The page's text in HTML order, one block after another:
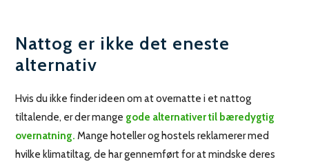
Nattog er ikke det eneste
alternativ
Hvis du ikke finder ideen om at overnatte i et nattog
tiltalende, er der mange gode alternativer til bæredygtig
overnatning. Mange hoteller og hostels reklamerer med
hvilke klimatiltag, de har gennemført for at mindske deres